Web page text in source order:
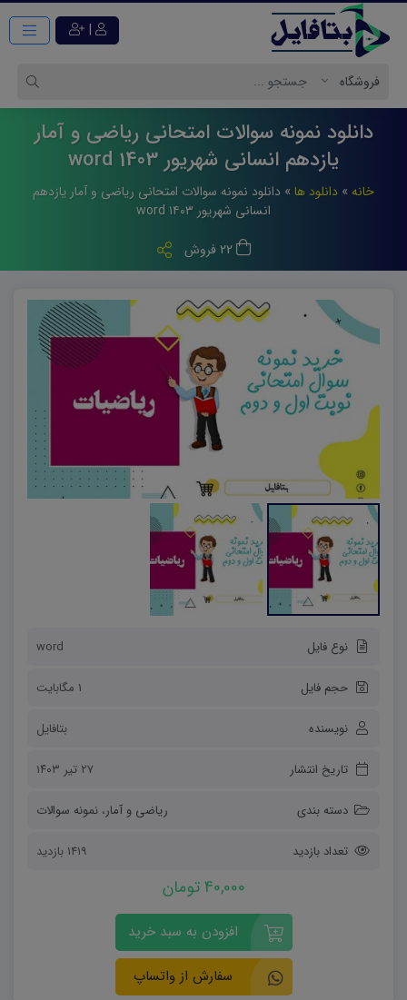
|
دانلود نمونه سوالات امتحانی ریاضی و آمار
یازدهم انسانی شهریور 1403 word
خانه » دانلود ها » دانلود نمونه سوالات امتحانی ریاضی و آمار یازدهم
انسانی شهریور ۱۴۰۳ word
22 فروش
نوع فایل word
حجم فایل 1 مگابایت
نویسنده بتافایل
تاریخ انتشار ۲۷ تیر ۱۴۰۳
دسته بندی ریاضی و آمار، نمونه سوالات
تعداد بازدید 1419 بازدید
40,000 تومان
افزودن به سبد خرید
سفارش از واتساپ